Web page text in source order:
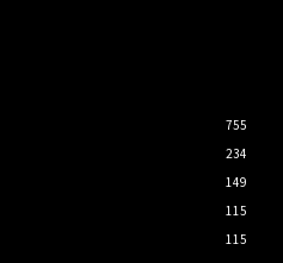
755
234
149
115
115